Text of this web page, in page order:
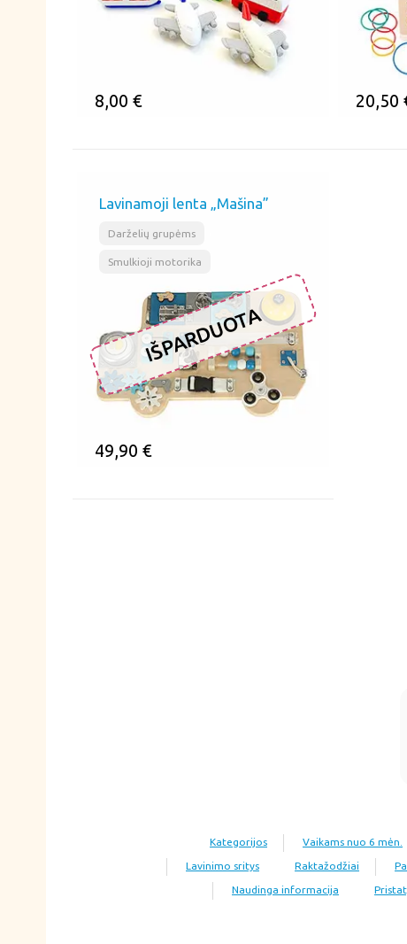
8,00 € 20,50
Lavinamoji lenta „Mašina”
Darželių grupėms
Smulkioji motorika
49,90 €
IŠPARDUOTA
Kategorijos Vaikams nuo 6 mėn.
Lavinimo sritys Raktažodžiai
Naudinga informacija